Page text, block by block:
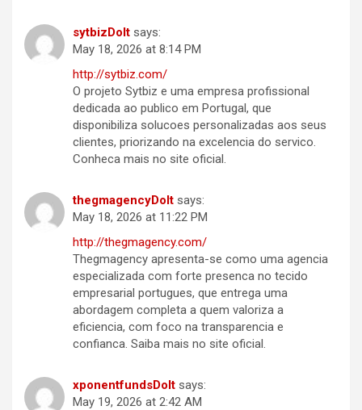
sytbizDoIt says:
May 18, 2026 at 8:14 PM
http://sytbiz.com/
O projeto Sytbiz e uma empresa profissional
dedicada ao publico em Portugal, que
disponibiliza solucoes personalizadas aos seus
clientes, priorizando na excelencia do servico.
Conheca mais no site oficial.
thegmagencyDoIt says:
May 18, 2026 at 11:22 PM
http://thegmagency.com/
Thegmagency apresenta-se como uma agencia
especializada com forte presenca no tecido
empresarial portugues, que entrega uma
abordagem completa a quem valoriza a
eficiencia, com foco na transparencia e
confianca. Saiba mais no site oficial.
xponentfundsDoIt says:
May 19, 2026 at 2:42 AM